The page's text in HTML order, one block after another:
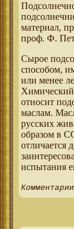
материал,
проф. Ф.
Сырое
способом,
или менее
Химический
относит
маслам.
русских
образом в
отличается
испытания